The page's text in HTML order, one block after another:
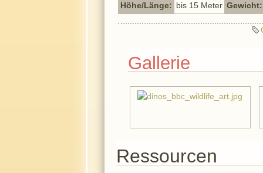
Höhe/Länge: bis 15 Meter Gewicht:
Gallerie
Ressourcen